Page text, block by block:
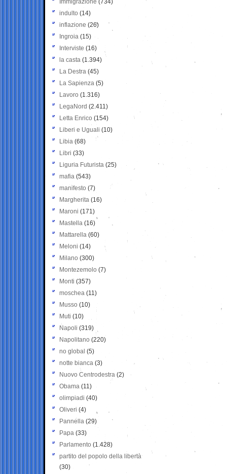
Immigrazione (734)
indulto (14)
inflazione (26)
Ingroia (15)
Interviste (16)
la casta (1.394)
La Destra (45)
La Sapienza (5)
Lavoro (1.316)
LegaNord (2.411)
Letta Enrico (154)
Liberi e Uguali (10)
Libia (68)
Libri (33)
Liguria Futurista (25)
mafia (543)
manifesto (7)
Margherita (16)
Maroni (171)
Mastella (16)
Mattarella (60)
Meloni (14)
Milano (300)
Montezemolo (7)
Monti (357)
moschea (11)
Musso (10)
Muti (10)
Napoli (319)
Napolitano (220)
no global (5)
notte bianca (3)
Nuovo Centrodestra (2)
Obama (11)
olimpiadi (40)
Oliveri (4)
Pannella (29)
Papa (33)
Parlamento (1.428)
partito del popolo della libertà
(30)